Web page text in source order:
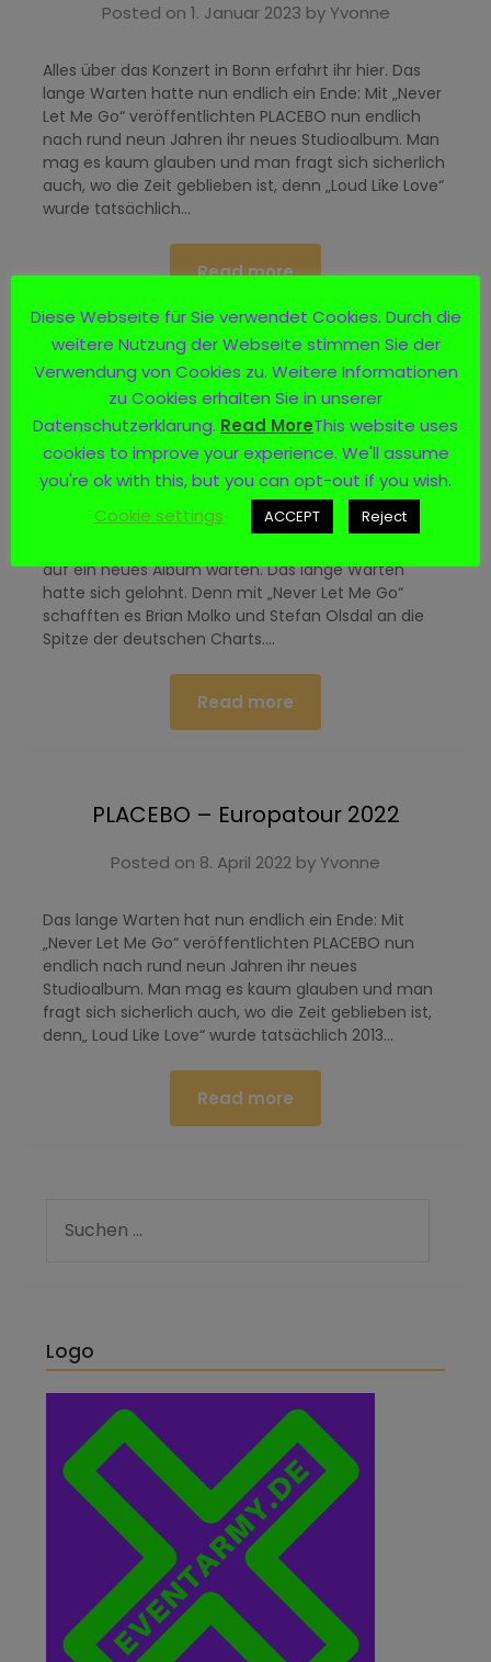
Posted on 1. Januar 2023 byYvonne
Alles über das Konzert in Bonn erfahrt ihr hier. Das
lange Warten hatte nun endlich ein Ende: Mit „Never
Let Me Go“ veröffentlichten PLACEBO nun endlich
nach rund neun Jahren ihr neues Studioalbum. Man
mag es kaum glauben und man fragt sich sicherlich
auch, wo die Zeit geblieben ist, denn „Loud Like Love“
wurde tatsächlich…
Read more
PLACEBO – Lanxess Arena, Köln
07.11.2022
Posted on 13. November 2022by
Yvonne
auf ein neues Album warten. Das lange Warten
hatte sich gelohnt. Denn mit „Never Let Me Go“
schafften es Brian Molko und Stefan Olsdal an die
Spitze der deutschen Charts….
Read more
PLACEBO – Europatour 2022
Posted on 8. April 2022 byYvonne
Das lange Warten hat nun endlich ein Ende: Mit
„Never Let Me Go“ veröffentlichten PLACEBO nun
endlich nach rund neun Jahren ihr neues
Studioalbum. Man mag es kaum glauben und man
fragt sich sicherlich auch, wo die Zeit geblieben ist,
denn„ Loud Like Love“ wurde tatsächlich 2013…
Read more
Logo
Diese Webseite für Sie verwendet Cookies. Durch die
weitere Nutzung der Webseite stimmen Sie der
Verwendung von Cookies zu. Weitere Informationen
zu Cookies erhalten Sie in unserer
Datenschutzerklärung. Read MoreThis website uses
cookies to improve your experience. We'll assume
you're ok with this, but you can opt-out if you wish.
Cookie settings
ACCEPT Reject